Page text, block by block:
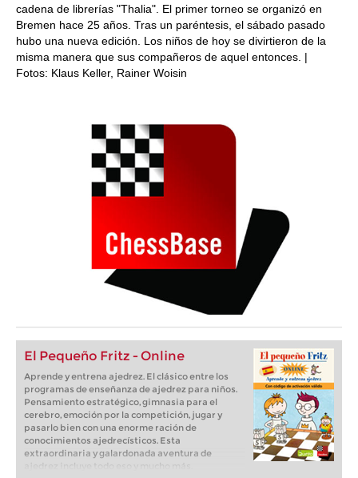
cadena de librerías "Thalia". El primer torneo se organizó en
Bremen hace 25 años. Tras un paréntesis, el sábado pasado
hubo una nueva edición. Los niños de hoy se divirtieron de la
misma manera que sus compañeros de aquel entonces. |
Fotos: Klaus Keller, Rainer Woisin
El Pequeño Fritz - Online
Aprende y entrena ajedrez. El clásico entre los
programas de enseñanza de ajedrez para niños.
Pensamiento estratégico, gimnasia para el
cerebro, emoción por la competición, jugar y
pasarlo bien con una enorme ración de
conocimientos ajedrecísticos. Esta
extraordinaria y galardonada aventura de